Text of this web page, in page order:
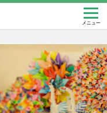
メニュー